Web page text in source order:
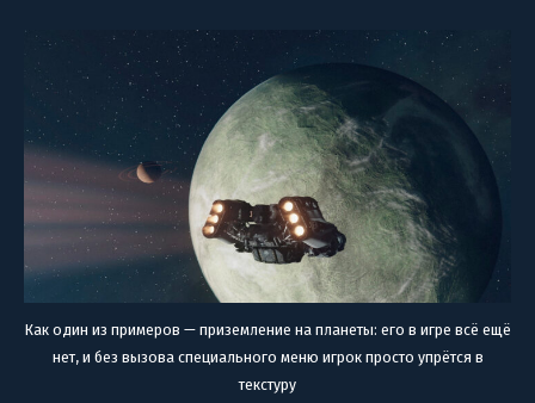
Как один из примеров — приземление на планеты: его в игре всё ещё
нет, и без вызова специального меню игрок просто упрётся в
текстуру